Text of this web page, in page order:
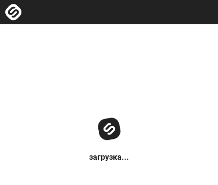
загрузка...